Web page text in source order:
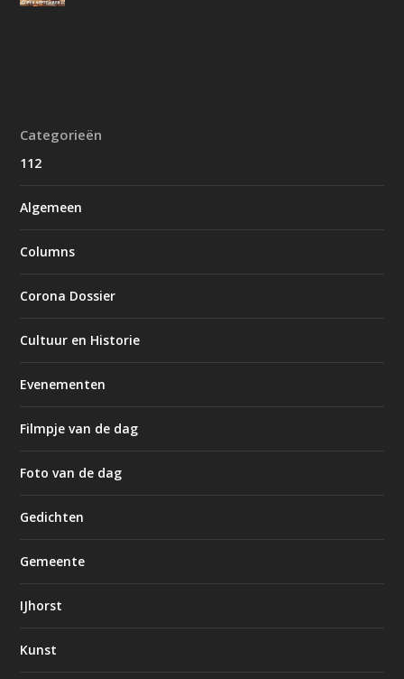
Categorieën
112
Algemeen
Columns
Corona Dossier
Cultuur en Historie
Evenementen
Filmpje van de dag
Foto van de dag
Gedichten
Gemeente
IJhorst
Kunst